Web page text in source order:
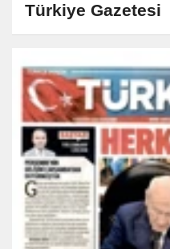
Türkiye Gazetesi